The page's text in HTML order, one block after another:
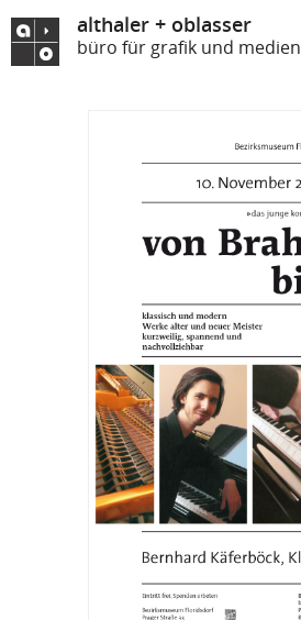
althaler + oblasser
büro für grafik und medien